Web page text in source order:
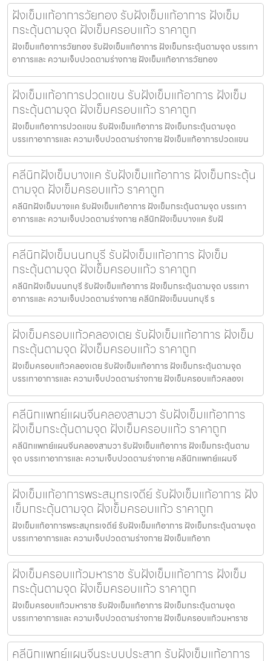
ฝังเข็มแก้อาการวัยทอง รับฝังเข็มแก้อาการ ฝังเข็ม
กระตุ้นตามจุด ฝังเข็มครอบแก้ว ราคาถูก
ฝังเข็มแก้อาการวัยทอง รับฝังเข็มแก้อาการ ฝังเข็มกระตุ้นตามจุด บรรเทา
อาการและ ความเจ็บปวดตามร่างกาย ฝังเข็มแก้อาการวัยทอง
ฝังเข็มแก้อาการปวดแขน รับฝังเข็มแก้อาการ ฝังเข็ม
กระตุ้นตามจุด ฝังเข็มครอบแก้ว ราคาถูก
ฝังเข็มแก้อาการปวดแขน รับฝังเข็มแก้อาการ ฝังเข็มกระตุ้นตามจุด
บรรเทาอาการและ ความเจ็บปวดตามร่างกาย ฝังเข็มแก้อาการปวดแขน
คลีนิกฝังเข็มบางแค รับฝังเข็มแก้อาการ ฝังเข็มกระตุ้น
ตามจุด ฝังเข็มครอบแก้ว ราคาถูก
คลีนิกฝังเข็มบางแค รับฝังเข็มแก้อาการ ฝังเข็มกระตุ้นตามจุด บรรเทา
อาการและ ความเจ็บปวดตามร่างกาย คลีนิกฝังเข็มบางแค รับฝั
คลีนิกฝังเข็มนนทบุรี รับฝังเข็มแก้อาการ ฝังเข็ม
กระตุ้นตามจุด ฝังเข็มครอบแก้ว ราคาถูก
คลีนิกฝังเข็มนนทบุรี รับฝังเข็มแก้อาการ ฝังเข็มกระตุ้นตามจุด บรรเทา
อาการและ ความเจ็บปวดตามร่างกาย คลีนิกฝังเข็มนนทบุรี ร
ฝังเข็มครอบแก้วคลองเตย รับฝังเข็มแก้อาการ ฝังเข็ม
กระตุ้นตามจุด ฝังเข็มครอบแก้ว ราคาถูก
ฝังเข็มครอบแก้วคลองเตย รับฝังเข็มแก้อาการ ฝังเข็มกระตุ้นตามจุด
บรรเทาอาการและ ความเจ็บปวดตามร่างกาย ฝังเข็มครอบแก้วคลองเ
คลีนิกแพทย์แผนจีนคลองสามวา รับฝังเข็มแก้อาการ
ฝังเข็มกระตุ้นตามจุด ฝังเข็มครอบแก้ว ราคาถูก
คลีนิกแพทย์แผนจีนคลองสามวา รับฝังเข็มแก้อาการ ฝังเข็มกระตุ้นตาม
จุด บรรเทาอาการและ ความเจ็บปวดตามร่างกาย คลีนิกแพทย์แผนจี
ฝังเข็มแก้อาการพระสมุทรเจดีย์ รับฝังเข็มแก้อาการ ฝัง
เข็มกระตุ้นตามจุด ฝังเข็มครอบแก้ว ราคาถูก
ฝังเข็มแก้อาการพระสมุทรเจดีย์ รับฝังเข็มแก้อาการ ฝังเข็มกระตุ้นตามจุด
บรรเทาอาการและ ความเจ็บปวดตามร่างกาย ฝังเข็มแก้อาก
ฝังเข็มครอบแก้วมหาราช รับฝังเข็มแก้อาการ ฝังเข็ม
กระตุ้นตามจุด ฝังเข็มครอบแก้ว ราคาถูก
ฝังเข็มครอบแก้วมหาราช รับฝังเข็มแก้อาการ ฝังเข็มกระตุ้นตามจุด
บรรเทาอาการและ ความเจ็บปวดตามร่างกาย ฝังเข็มครอบแก้วมหาราช
คลีนิกแพทย์แผนจีนระบบประสาท รับฝังเข็มแก้อาการ